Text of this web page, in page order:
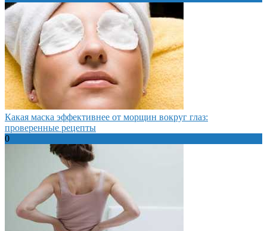
Какая маска эффективнее от морщин вокруг глаз:
проверенные рецепты
0